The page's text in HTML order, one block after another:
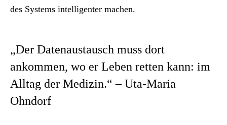
des Systems intelligenter machen.
„Der Datenaustausch muss dort
ankommen, wo er Leben retten kann: im
Alltag der Medizin.“ – Uta-Maria
Ohndorf